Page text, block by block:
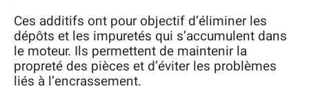
Ces additifs ont pour objectif d’éliminer les
dépôts et les impuretés qui s’accumulent dans
le moteur. Ils permettent de maintenir la
propreté des pièces et d’éviter les problèmes
liés à l’encrassement.